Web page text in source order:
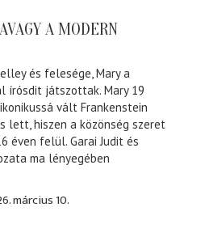
A MODERN
és felesége, Mary a
írósdit játszottak. Mary 19
vált Frankenstein
lett, hiszen a közönség szeret
éven felül. Garai Judit és
ma lényegében
március 10.